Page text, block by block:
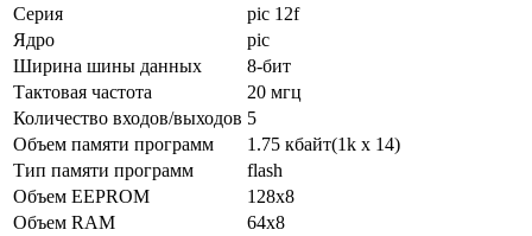
Серия
pic 12f
Ядро
pic
Ширина шины данных
8-бит
Тактовая частота
20 мгц
Количество входов/выходов 5
Объем памяти программ
1.75 кбайт(1k x 14)
Тип памяти программ
flash
Объем EEPROM
128x8
Объем RAM
64x8